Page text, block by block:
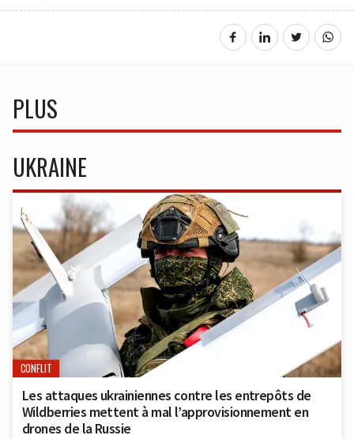
PLUS
UKRAINE
CONFLIT
Les attaques ukrainiennes contre les entrepôts de
Wildberries mettent à mal l’approvisionnement en
drones de la Russie